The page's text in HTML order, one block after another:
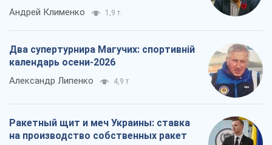
Андрей Клименко 1,9 т.
Два супертурнира Магучих: спортивній
календарь осени-2026
Александр Липенко 4,9 т.
Ракетный щит и меч Украины: ставка
на производство собственных ракет